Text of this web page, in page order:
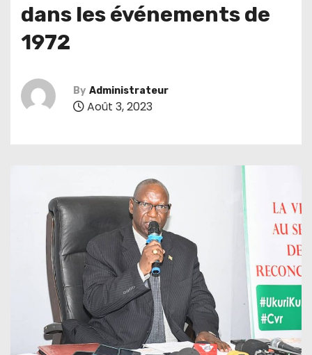
dans les événements de
1972
By Administrateur
Août 3, 2023